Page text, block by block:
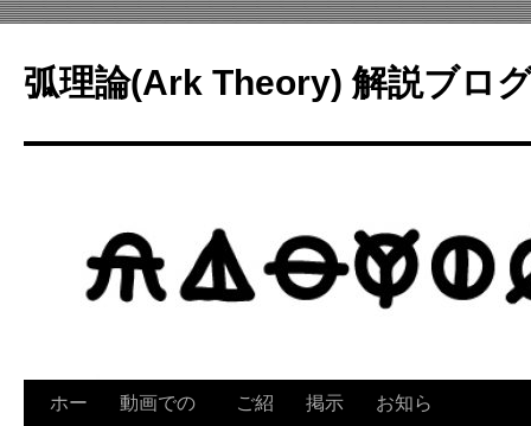
テ
ン
へ
弧理論(Ark Theory) 解説ブロ
ホー 動画での ご紹 掲示 お知ら